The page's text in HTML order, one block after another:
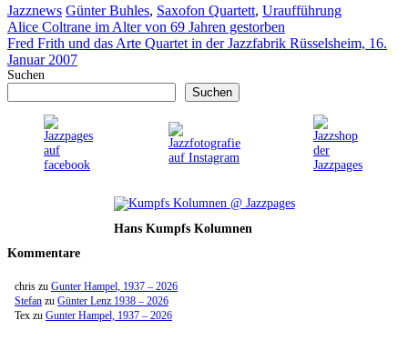
Kategorien
Jazznews Schlagwörter
Günter Buhles, Saxofon Quartett, Uraufführung
Alice Coltrane im Alter von 69 Jahren gestorben
Fred Frith und das Arte Quartet in der Jazzfabrik Rüsselsheim, 16.
Januar 2007
Suchen
Suchen
Hans Kumpfs Kolumnen
Kommentare
chris zu Gunter Hampel, 1937 – 2026
Stefan zu Günter Lenz 1938 – 2026
Tex zu Gunter Hampel, 1937 – 2026